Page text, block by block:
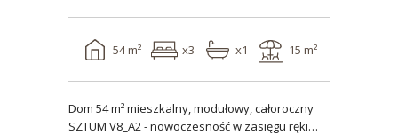
54 m² x3 x1 15 m²
Dom 54 m² mieszkalny, modułowy, całoroczny
SZTUM V8_A2 - nowoczesność w zasięgu ręki